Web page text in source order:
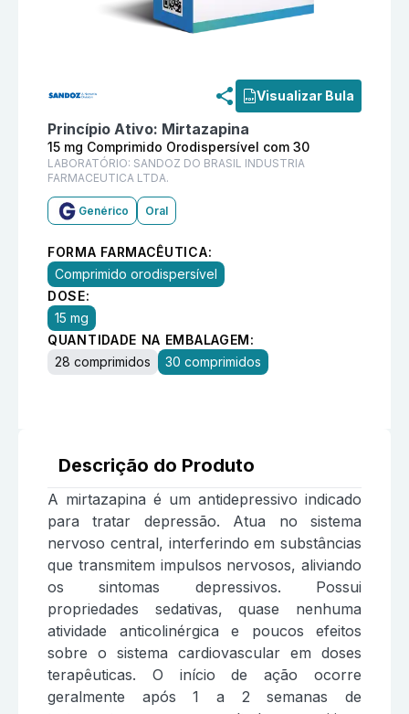
Visualizar Bula
Princípio Ativo: Mirtazapina
15 mg Comprimido Orodispersível com 30
LABORATÓRIO: SANDOZ DO BRASIL INDUSTRIA
FARMACEUTICA LTDA.
Genérico Oral
FORMA FARMACÊUTICA:
Comprimido orodispersível
DOSE:
15 mg
QUANTIDADE NA EMBALAGEM:
28 comprimidos
30 comprimidos
Descrição do Produto
A mirtazapina é um antidepressivo indicado
para tratar depressão. Atua no sistema
nervoso central, interferindo em substâncias
que transmitem impulsos nervosos, aliviando
os sintomas depressivos. Possui
propriedades sedativas, quase nenhuma
atividade anticolinérgica e poucos efeitos
sobre o sistema cardiovascular em doses
terapêuticas. O início de ação ocorre
geralmente após 1 a 2 semanas de